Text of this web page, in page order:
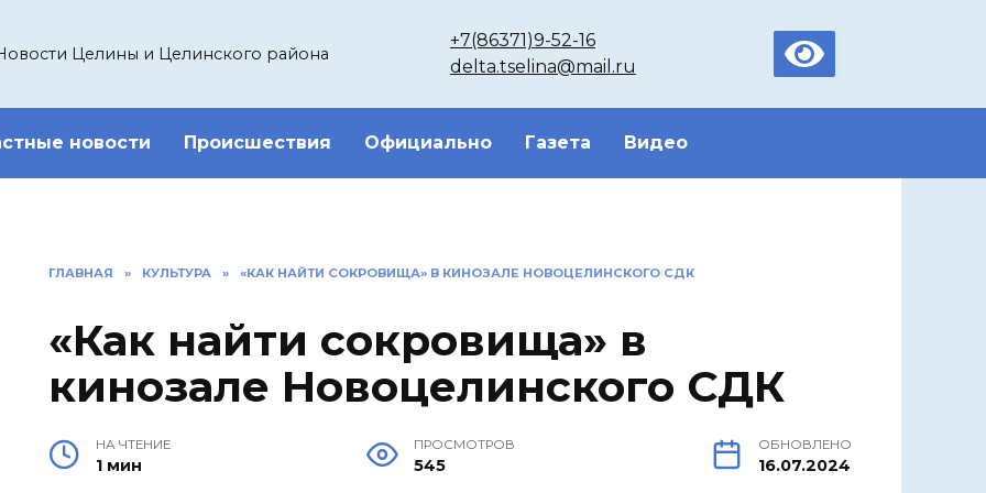
Целины и Целинского района
+7(86371)9-52-16
delta.tselina@mail.ru
новости Происшествия Официально Газета Видео
ГЛАВНАЯ » КУЛЬТУРА » «КАК НАЙТИ СОКРОВИЩА» В КИНОЗАЛЕ НОВОЦЕЛИНСКОГО СДК
«Как найти сокровища» в
кинозале Новоцелинского СДК
НА ЧТЕНИЕ
1 мин
ПРОСМОТРОВ
545
ОБНОВЛЕНО
16.07.2024